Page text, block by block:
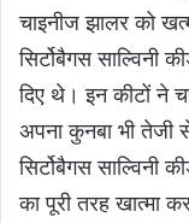
चाइनीज झालर को
सिर्टोबैगस साल्विनी
दिए थे। इन कीटों ने
अपना कुनबा भी तेजी
सिर्टोबैगस साल्विनी
का पूरी तरह खात्मा